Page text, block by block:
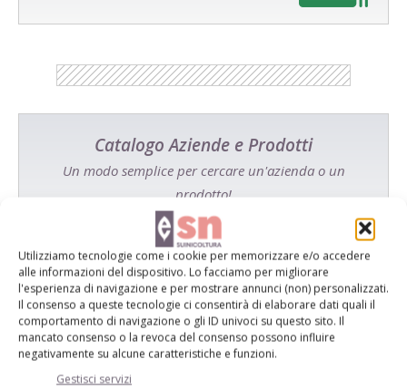
Utilizziamo tecnologie come i cookie per memorizzare e/o accedere
alle informazioni del dispositivo. Lo facciamo per migliorare
l'esperienza di navigazione e per mostrare annunci (non) personalizzati.
Il consenso a queste tecnologie ci consentirà di elaborare dati quali il
comportamento di navigazione o gli ID univoci su questo sito. Il
mancato consenso o la revoca del consenso possono influire
negativamente su alcune caratteristiche e funzioni.
Gestisci servizi
Catalogo Aziende e Prodotti
Un modo semplice per cercare un'azienda o un
prodotto!
Cerca adesso
L'Esperto risponde
I consigli di Terra e Vita agli agricoltori